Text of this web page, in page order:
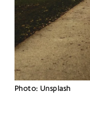
Photo: Unsplash